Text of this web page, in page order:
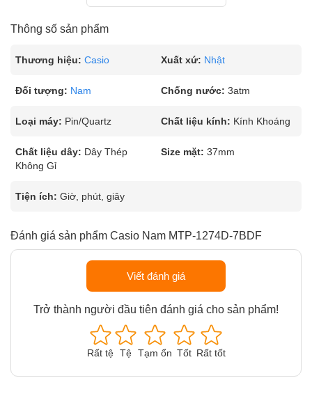
Thông số sản phẩm
Thương hiệu: Casio Xuất xứ: Nhật
Đối tượng: Nam Chống nước: 3atm
Loại máy: Pin/Quartz Chất liệu kính: Kính Khoáng
Chất liệu dây: Dây Thép
Không Gỉ
Size mặt: 37mm
Tiện ích: Giờ, phút, giây
Đánh giá sản phẩm Casio Nam MTP-1274D-7BDF
Viết đánh giá
Trở thành người đầu tiên đánh giá cho sản phẩm!
Rất tệ Tệ Tạm ổn Tốt Rất tốt